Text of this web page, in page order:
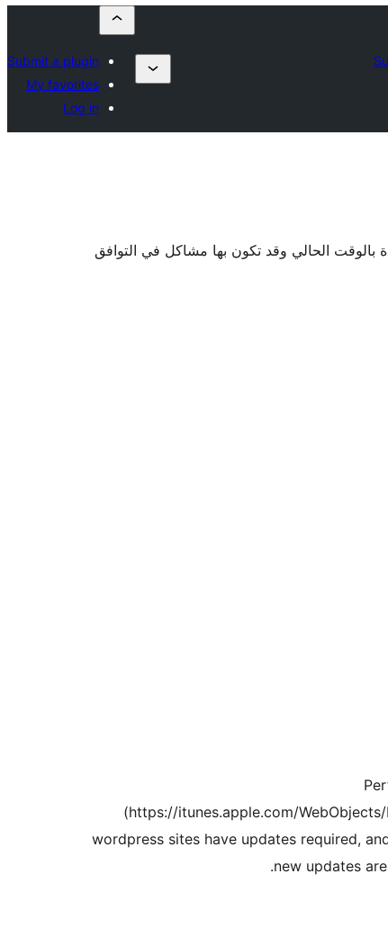
Submit a plugin
My favorites
Log in
بالوقت الحالي وقد تكون بها مشاكل في التوافق
(https://itunes.apple.com/
wordpress sites have updates required,
new updates